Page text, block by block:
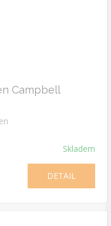
Campbell
Skladem
DETAIL